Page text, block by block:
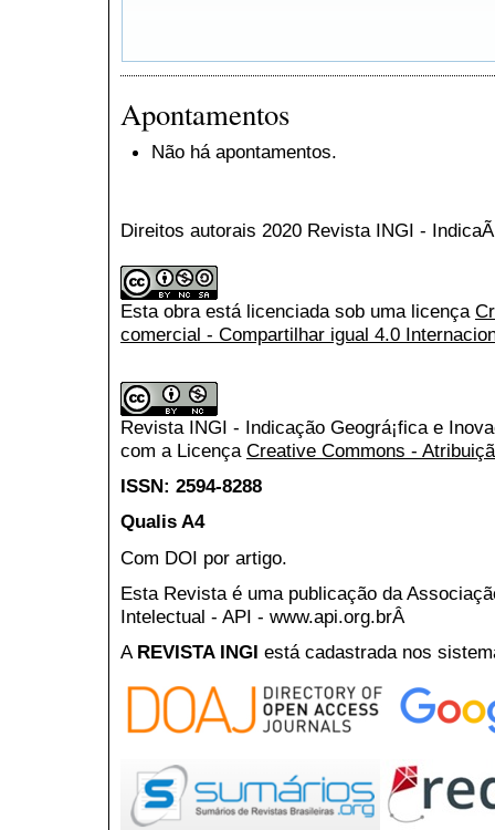
Apontamentos
Não há apontamentos.
Direitos autorais 2020 Revista INGI -
Esta obra está licenciada sob uma licença
comercial - Compartilhar igual 4.0
Revista INGI - Indicação Geográ¡fica e
com a Licença Creative Commons -
ISSN: 2594-8288
Qualis A4
Com DOI por artigo.
Esta Revista é uma publicação da
Intelectual - API - www.api.org.brÂ
A REVISTA INGI está cadastrada nos